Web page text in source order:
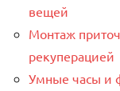
вещей
Монтаж
рекуперацией
Умные часы и